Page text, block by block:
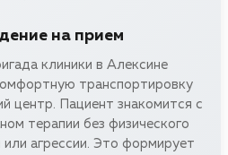
на прием
клиники в Алексине
транспортировку
центр. Пациент знакомится с
терапии без физического
агрессии. Это формирует